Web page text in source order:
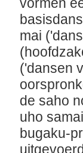
mai
('dansen
de saho
uho
bugaku-